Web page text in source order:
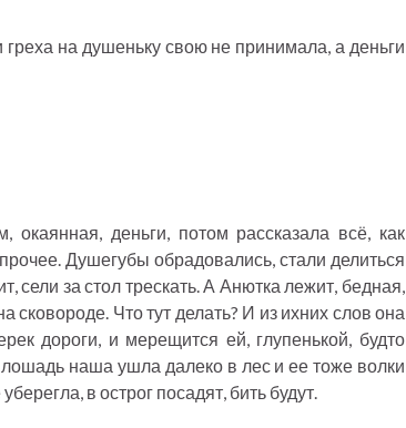
на душеньку свою не принимала, а деньги
окаянная, деньги, потом рассказала всё, как
Душегубы обрадовались, стали делиться
сели за стол трескать. А Анютка лежит, бедная,
сковороде. Что тут делать? И из ихних слов она
дороги, и мерещится ей, глупенькой, будто
лошадь наша ушла далеко в лес и ее тоже волки
в острог посадят, бить будут.